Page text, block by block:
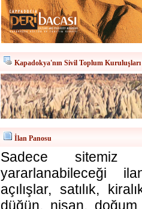
Kapadokya'nın Sivil Toplum Kuruluşları
İlan Panosu
Sadece sitemiz
yararlanabileceği
açılışlar, satılık,
düğün, nişan,